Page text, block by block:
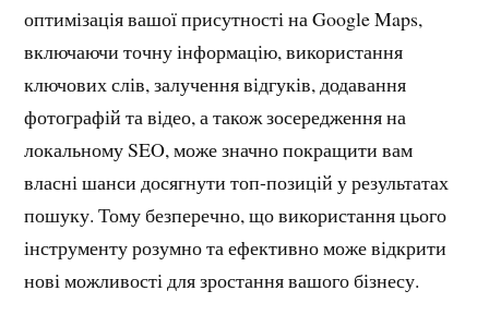
оптимізація вашої присутності на Google Maps,
включаючи точну інформацію, використання
ключових слів, залучення відгуків, додавання
фотографій та відео, а також зосередження на
локальному SEO, може значно покращити вам
власні шанси досягнути топ-позицій у результатах
пошуку. Тому безперечно, що використання цього
інструменту розумно та ефективно може відкрити
нові можливості для зростання вашого бізнесу.